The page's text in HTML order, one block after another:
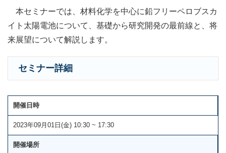
本セミナーでは、材料化学を中心に鉛フリーペロブスカ
イト太陽電池について、基礎から研究開発の最前線と、将
来展望について解説します。
セミナー詳細
開催日時
2023年09月01日(金) 10:30 ~ 17:30
開催場所